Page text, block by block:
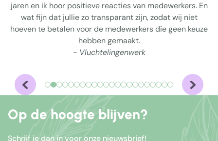
jaren en ik hoor positieve reacties van medewerkers. En
wat fijn dat jullie zo transparant zijn, zodat wij niet
hoeven te betalen voor de medewerkers die geen keuze
hebben gemaakt.
- Vluchtelingenwerk
Op de hoogte blijven?
Schrijf je dan in voor onze nieuwsbrief!